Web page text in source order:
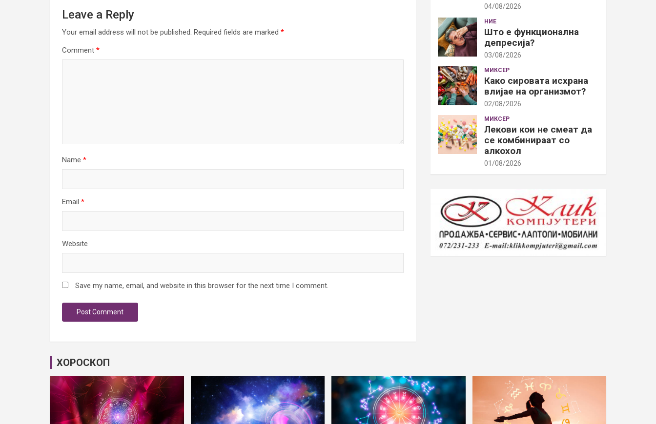
Leave a Reply
Your email address will not be published. Required fields are marked *
Comment *
Name *
Email *
Website
Save my name, email, and website in this browser for the next time I comment.
04/08/2026
НИЕ
Што е функционална
депресија?
03/08/2026
МИКСЕР
Како сировата исхрана
влијае на организмот?
02/08/2026
МИКСЕР
Лекови кои не смеат да
се комбинираат со
алкохол
01/08/2026
ХОРОСКОП